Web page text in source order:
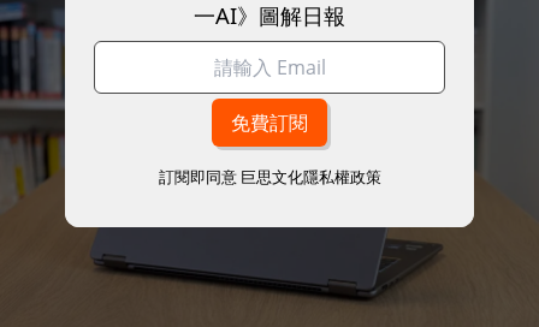
一AI》圖解日報
訂閱即同意 巨思文化隱私權政策